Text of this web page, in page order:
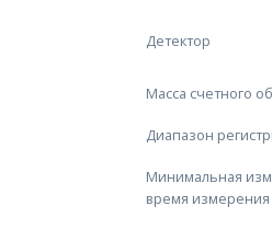
Детектор
Масса счетного
Диапазон
Минимальная
время измерения